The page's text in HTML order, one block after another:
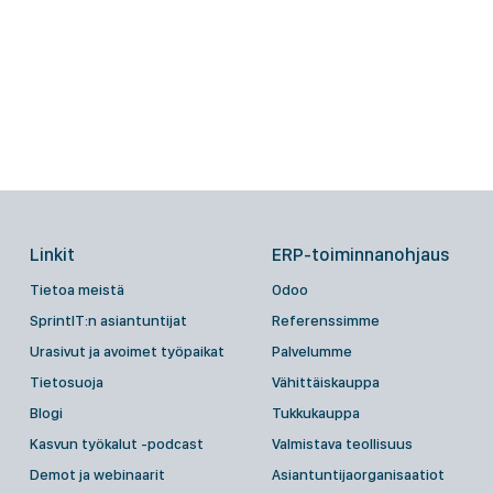
Linkit
Tietoa meistä
SprintIT:n asiantuntijat
Urasivut ja avoimet työpaikat
Tietosuoja
Blogi
Kasvun työkalut -podcast
Demot ja webinaarit
ERP-toiminnanohjaus
Odoo
Referenssimme
Palvelumme
Vähittäiskauppa
Tukkukauppa
Valmistava teollisuus
Asiantuntijaorganisaatiot